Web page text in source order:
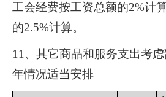
工会经费按工资总额的2%计
的2.5%计算。
11 、其它商品和服务支出考
年情况适当安排